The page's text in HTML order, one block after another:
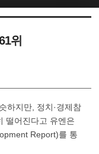
위
하지만, 정치·경제참
떨어진다고 유엔은
Report)를 통
5
5